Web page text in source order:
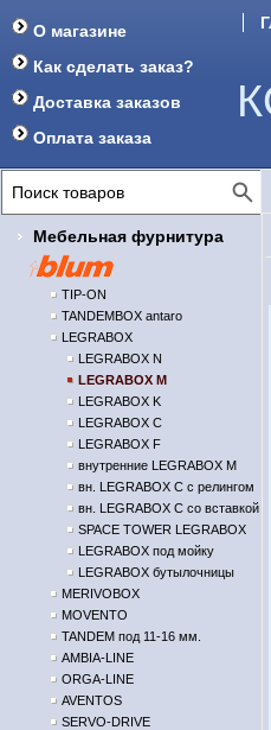
О магазине
Как сделать заказ?
Доставка заказов
Оплата заказа
Мебельная фурнитура
TIP-ON
TANDEMBOX antaro
LEGRABOX
LEGRABOX N
LEGRABOX M
LEGRABOX K
LEGRABOX C
LEGRABOX F
внутренние LEGRABOX M
вн. LEGRABOX C с релингом
вн. LEGRABOX C со вставкой
SPACE TOWER LEGRABOX
LEGRABOX под мойку
LEGRABOX бутылочницы
MERIVOBOX
MOVENTO
TANDEM под 11-16 мм.
AMBIA-LINE
ORGA-LINE
AVENTOS
SERVO-DRIVE